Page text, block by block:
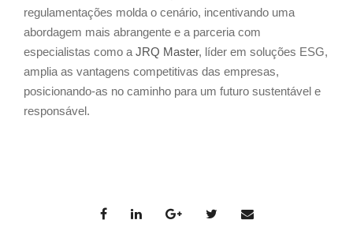
regulamentações molda o cenário, incentivando uma
abordagem mais abrangente e a parceria com
especialistas como a JRQ Master, líder em soluções ESG,
amplia as vantagens competitivas das empresas,
posicionando-as no caminho para um futuro sustentável e
responsável.